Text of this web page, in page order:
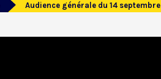
Audience générale du 14 septembre